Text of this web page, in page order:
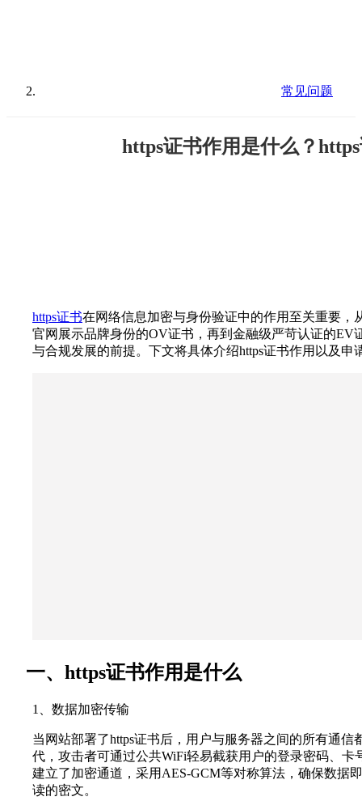
常见问题
https证书作用是什么？
https证书在网络信息加密与身份验证中的作用至关重要
官网展示品牌身份的OV证书，再到金融级严苛认证的EV
与合规发展的前提。下文将具体介绍https证书作用以及申
一、https证书作用是什么
1、数据加密传输
当网站部署了https证书后，用户与服务器之间的所有通
代，攻击者可通过公共WiFi轻易截获用户的登录密码、卡
建立了加密通道，采用AES-GCM等对称算法，确保数据
读的密文。